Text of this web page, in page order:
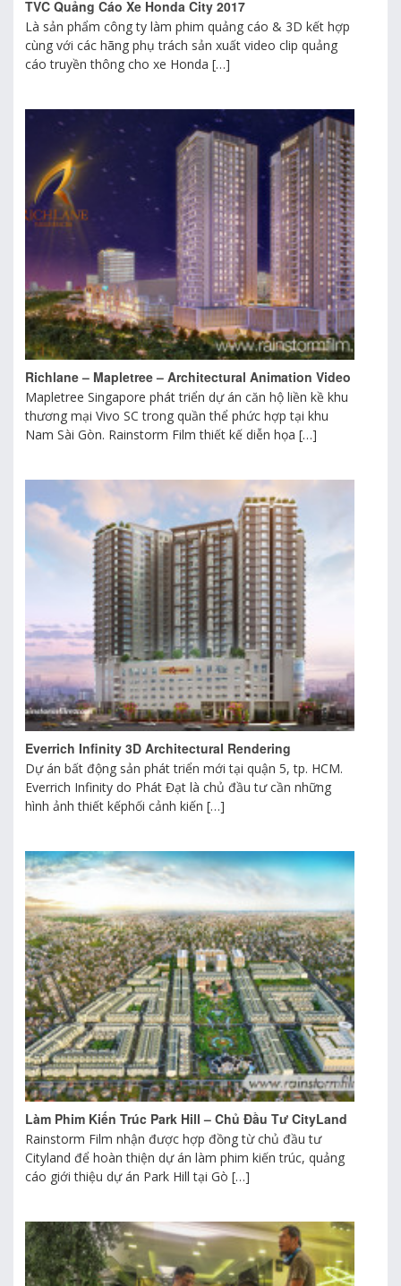
TVC Quảng Cáo Xe Honda City 2017
Là sản phẩm công ty làm phim quảng cáo & 3D kết hợp
cùng với các hãng phụ trách sản xuất video clip quảng
cáo truyền thông cho xe Honda […]
Richlane – Mapletree – Architectural Animation Video
Mapletree Singapore phát triển dự án căn hộ liền kề khu
thương mại Vivo SC trong quần thể phức hợp tại khu
Nam Sài Gòn. Rainstorm Film thiết kế diễn họa […]
Everrich Infinity 3D Architectural Rendering
Dự án bất động sản phát triển mới tại quận 5, tp. HCM.
Everrich Infinity do Phát Đạt là chủ đầu tư cần những
hình ảnh thiết kếphối cảnh kiến […]
Làm Phim Kiến Trúc Park Hill – Chủ Đầu Tư CityLand
Rainstorm Film nhận được hợp đồng từ chủ đầu tư
Cityland để hoàn thiện dự án làm phim kiến trúc, quảng
cáo giới thiệu dự án Park Hill tại Gò […]